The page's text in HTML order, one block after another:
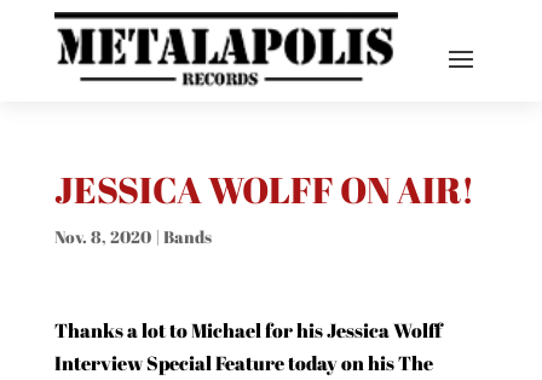
JESSICA WOLFF ON AIR!
Nov. 8, 2020| Bands
Thanks a lot to Michael for his Jessica Wolff
Interview Special Feature today on his The